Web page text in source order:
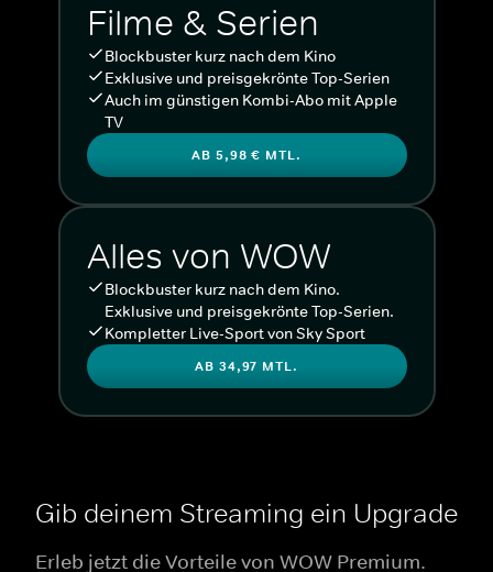
Filme & Serien
Blockbuster kurz nach dem Kino
Exklusive und preisgekrönte Top-Serien
Auch im günstigen Kombi-Abo mit Apple
TV
AB 5,98 € MTL.
Alles von WOW
Blockbuster kurz nach dem Kino.
Exklusive und preisgekrönte Top-Serien.
Kompletter Live-Sport von Sky Sport
AB 34,97 MTL.
Gib deinem Streaming ein Upgrade
Erleb jetzt die Vorteile von WOW Premium.